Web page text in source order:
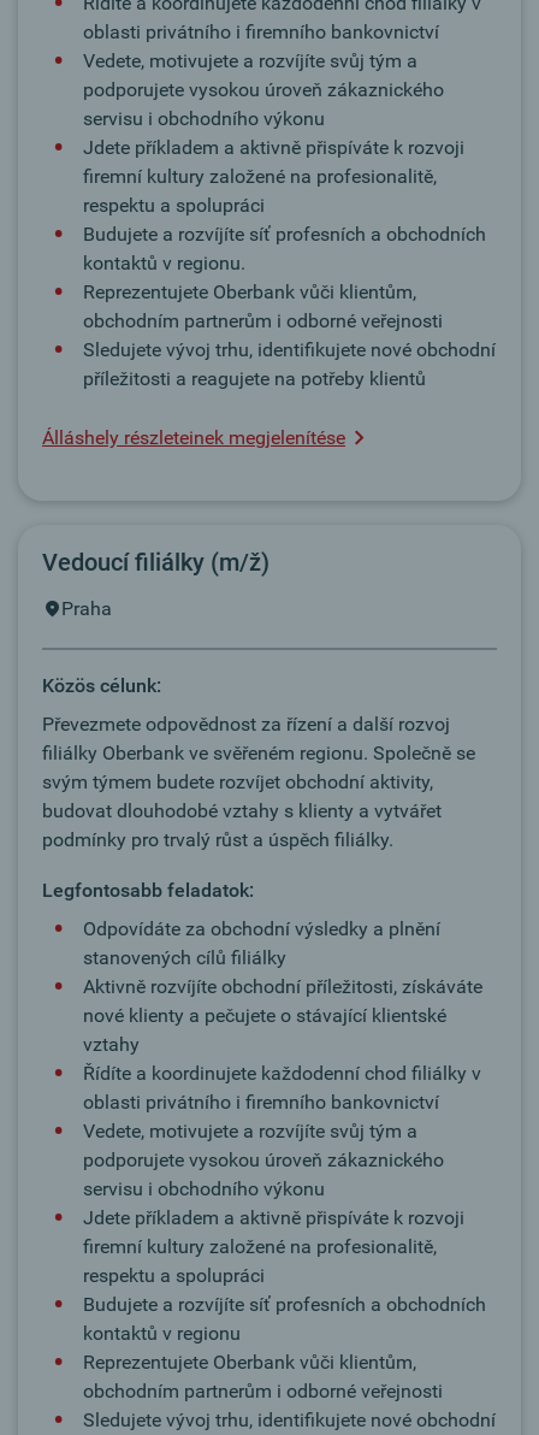
oblasti privátního i firemního bankovnictví
Vedete, motivujete a rozvíjíte svůj tým a
podporujete vysokou úroveň zákaznického
servisu i obchodního výkonu
Jdete příkladem a aktivně přispíváte k rozvoji
firemní kultury založené na profesionalitě,
respektu a spolupráci
Budujete a rozvíjíte síť profesních a obchodních
kontaktů v regionu.
Reprezentujete Oberbank vůči klientům,
obchodním partnerům i odborné veřejnosti
Sledujete vývoj trhu, identifikujete nové obchodní
příležitosti a reagujete na potřeby klientů
Álláshely részleteinek megjelenítése
Vedoucí filiálky (m/ž)
Praha
Közös célunk:
Převezmete odpovědnost za řízení a další rozvoj
filiálky Oberbank ve svěřeném regionu. Společně se
svým týmem budete rozvíjet obchodní aktivity,
budovat dlouhodobé vztahy s klienty a vytvářet
podmínky pro trvalý růst a úspěch filiálky.
Legfontosabb feladatok:
Odpovídáte za obchodní výsledky a plnění
stanovených cílů filiálky
Aktivně rozvíjíte obchodní příležitosti, získáváte
nové klienty a pečujete o stávající klientské
vztahy
Řídíte a koordinujete každodenní chod filiálky v
oblasti privátního i firemního bankovnictví
Vedete, motivujete a rozvíjíte svůj tým a
podporujete vysokou úroveň zákaznického
servisu i obchodního výkonu
Jdete příkladem a aktivně přispíváte k rozvoji
firemní kultury založené na profesionalitě,
respektu a spolupráci
Budujete a rozvíjíte síť profesních a obchodních
kontaktů v regionu
Reprezentujete Oberbank vůči klientům,
obchodním partnerům i odborné veřejnosti
Sledujete vývoj trhu, identifikujete nové obchodní